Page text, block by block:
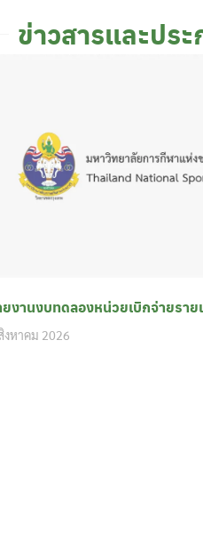
ข่าวสารและปร
ยงานงบทดลองหน่วยเบิกจ่ายรา
งหาคม 2026